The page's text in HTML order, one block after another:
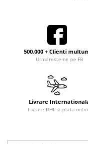
500.000 + Clienti
Urmareste-ne pe FB
Livrare
Livrare DHL si plata